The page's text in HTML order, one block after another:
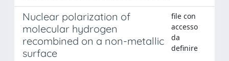
Nuclear polarization of
molecular hydrogen
recombined on a non-metallic
surface
file con
accesso
da
definire